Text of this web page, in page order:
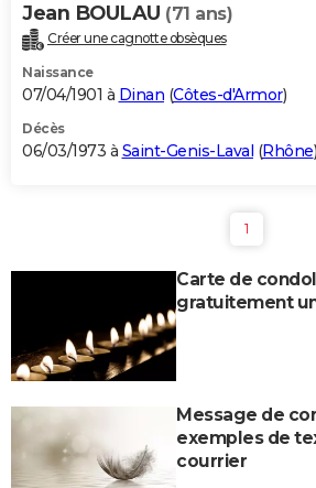
Jean BOULAU (71 ans)
Créer une cagnotte obsèques
Naissance
07/04/1901 à Dinan (Côtes-d'Armor)
Décès
06/03/1973 à Saint-Genis-Laval (Rhône)
1
Carte de
gratuitement
Message de
exemples de
courrier